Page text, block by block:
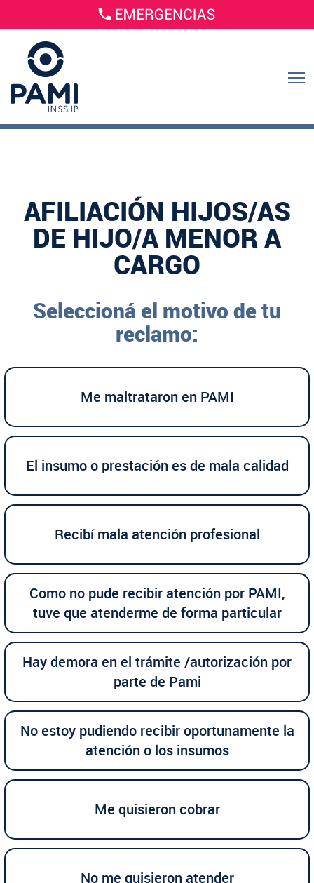
AFILIACIÓN HIJOS/AS
DE HIJO/A MENOR A
CARGO
Seleccioná el motivo de tu
reclamo:
Me maltrataron en PAMI
El insumo o prestación es de mala calidad
Recibí mala atención profesional
Como no pude recibir atención por PAMI,
tuve que atenderme de forma particular
Hay demora en el trámite /autorización por
parte de Pami
No estoy pudiendo recibir oportunamente la
atención o los insumos
Me quisieron cobrar
No me quisieron atender